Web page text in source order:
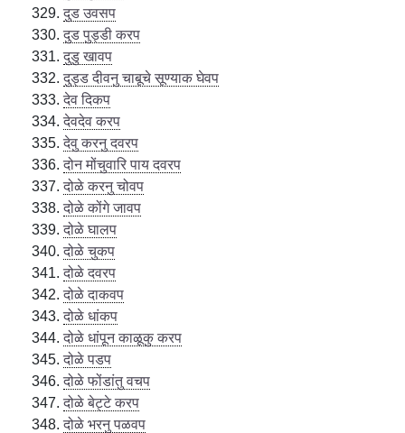
दुड उवसप
दुड पुड्डी करप
दुडु खावप
दुड्ड दीवनु चाबूचे सूण्याक घेवप
देव दिकप
देवदेव करप
देवु करनु दवरप
दोन मोंचुवारि पाय दवरप
दोळे करनु चोवप
दोळे कोंगे जावप
दोळे घालप
दोळे चुकप
दोळे दवरप
दोळे दाकवप
दोळे धांकप
दोळे धांपून काळूकु करप
दोळे पडप
दोळे फोंडांतु वचप
दोळे बेट्टे करप
दोळे भरनु पळवप